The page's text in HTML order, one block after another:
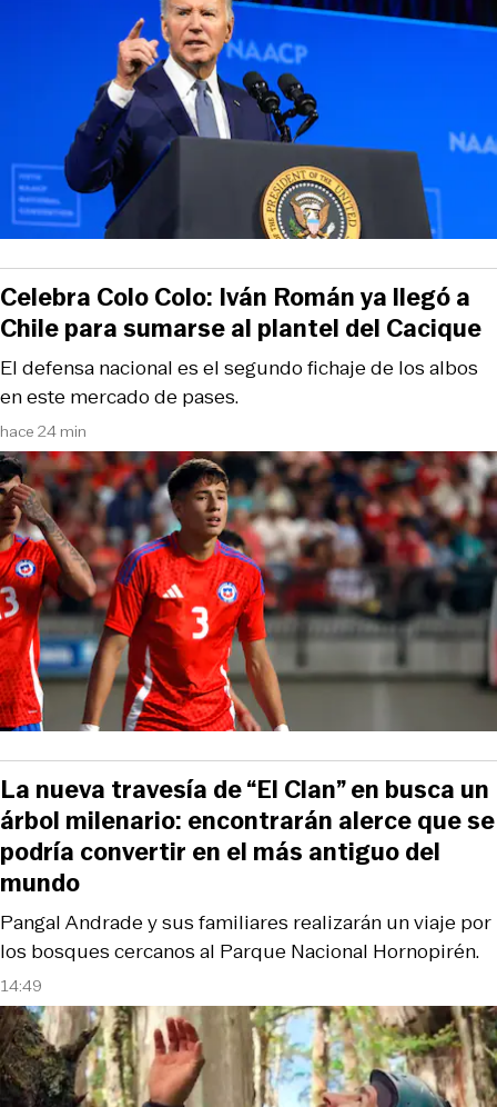
hace 24 min
El defensa nacional es el segundo fichaje de los albos
en este mercado de pases.
Celebra Colo Colo: Iván Román ya llegó a
Chile para sumarse al plantel del Cacique
14:49
Pangal Andrade y sus familiares realizarán un viaje por
los bosques cercanos al Parque Nacional Hornopirén.
La nueva travesía de “El Clan” en busca un
árbol milenario: encontrarán alerce que se
podría convertir en el más antiguo del
mundo